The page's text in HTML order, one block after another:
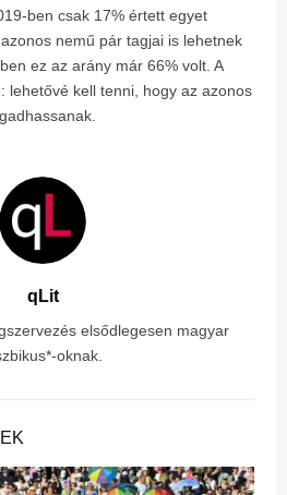
ben csak 17% értett egyet
nemű pár tagjai is lehetnek
ez az arány már 66% volt. A
lehetővé kell tenni, hogy az azonos
qLit
elsődlegesen magyar
oknak.